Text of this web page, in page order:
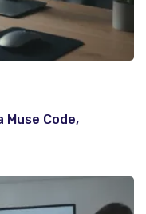
Code,